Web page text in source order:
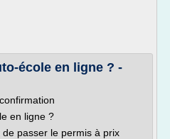
école en ligne ? -
en ligne ?
passer le permis à prix